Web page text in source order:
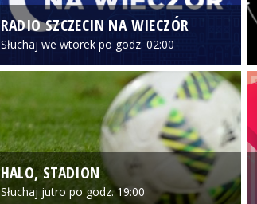
RADIO SZCZECIN NA WIECZÓR
Słuchaj we wtorek po godz. 02:00
HALO, STADION
Słuchaj jutro po godz. 19:00